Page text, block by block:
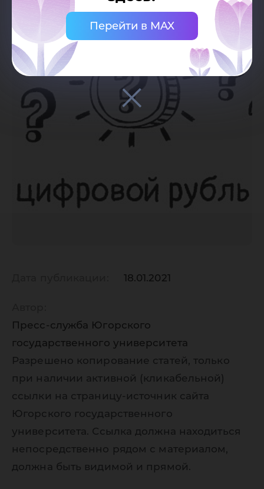
Перейти в MAX
18.01.2021
Пресс-служба Югорского
государственного университета
Разрешено копирование статей, только
при наличии активной (кликабельной)
ссылки на страницу-источник сайта
Югорского государственного
университета. Ссылка должна находиться
непосредственно рядом с материалом,
должна быть видимой и прямой.